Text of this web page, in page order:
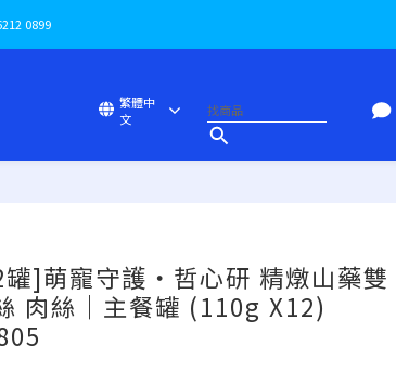
0899
繁體中
文
]萌寵守護・哲心研 精燉山藥雙
肉絲｜主餐罐 (110g X12)